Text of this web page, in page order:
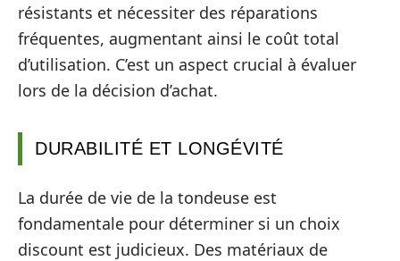
résistants et nécessiter des réparations
fréquentes, augmentant ainsi le coût total
d’utilisation. C’est un aspect crucial à évaluer
lors de la décision d’achat.
DURABILITÉ ET LONGÉVITÉ
La durée de vie de la tondeuse est
fondamentale pour déterminer si un choix
discount est judicieux. Des matériaux de